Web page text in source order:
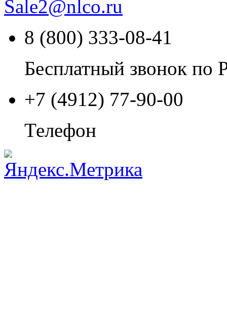
Sale2@nlco.ru
8 (800) 333-08-41
Бесплатный звонок по
+7 (4912) 77-90-00
Телефон